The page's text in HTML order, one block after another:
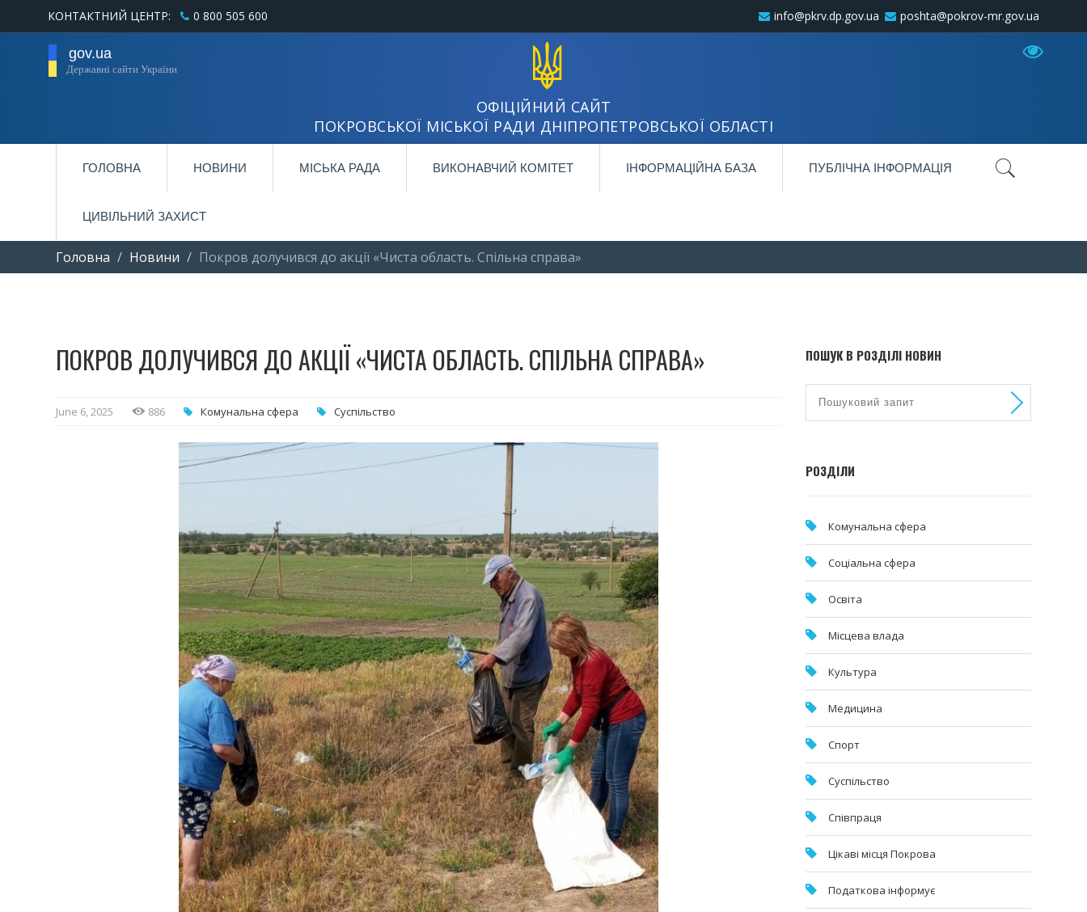
КОНТАКТНИЙ ЦЕНТР: 0 800 505 600 info@pkrv.dp.gov.ua poshta@pokrov-mr.gov.ua
gov.ua
Державні сайти України
ОФІЦІЙНИЙ САЙТ
ПОКРОВСЬКОЇ МІСЬКОЇ РАДИ ДНІПРОПЕТРОВСЬКОЇ ОБЛАСТІ
ГОЛОВНА НОВИНИ МІСЬКА РАДА ВИКОНАВЧИЙ КОМІТЕТ ІНФОРМАЦІЙНА БАЗА ПУБЛІЧНА ІНФОРМАЦІЯ
ЦИВІЛЬНИЙ ЗАХИСТ
Головна Новини Покров долучився до акції «Чиста область. Спільна справа»
ПОКРОВ ДОЛУЧИВСЯ ДО АКЦІЇ «ЧИСТА ОБЛАСТЬ. СПІЛЬНА СПРАВА»
June 6, 2025 886 Комунальна cфера Суспільство
ПОШУК В РОЗДІЛІ НОВИН
РОЗДІЛИ
Комунальна cфера
Соціальна сфера
Освіта
Місцева влада
Культура
Медицина
Спорт
Суспільство
Співпраця
Цікаві місця Покрова
Податкова інформує